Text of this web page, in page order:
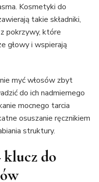
Kosmetyki do
takie składniki,
pokrzywy, które
głowy i wspierają
myć włosów zbyt
do ich nadmiernego
mocnego tarcia
osuszanie ręcznikiem
struktury.
klucz do